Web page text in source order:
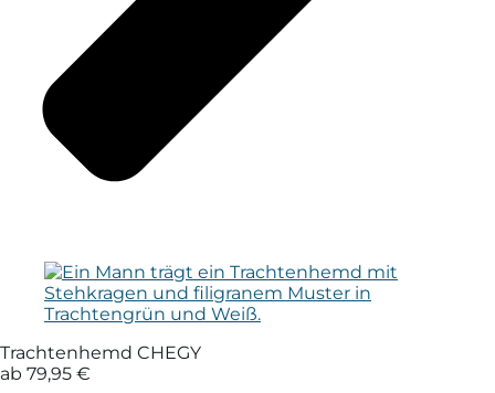
Trachtenhemd CHEGY
ab 79,95 €